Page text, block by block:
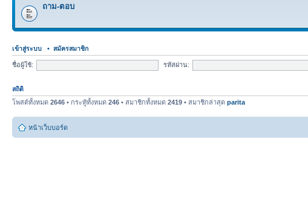
ถาม-ตอบ
เข้าสู่ระบบ • สมัครสมาชิก
ชื่อผู้ใช้: รหัสผ่าน:
สถิติ
โพสต์ทั้งหมด 2646 • กระทู้ทั้งหมด 246 • สมาชิกทั้งหมด 2419 • สมาชิกล่าสุด parita
หน้าเว็บบอร์ด